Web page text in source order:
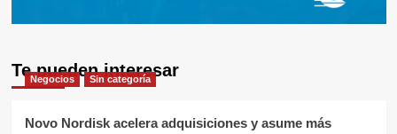
Te pueden interesar
Negocios Sin categoría
Novo Nordisk acelera adquisiciones y asume más